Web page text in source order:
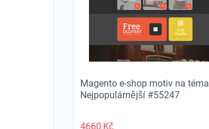
Magento e-shop motiv na téma
Nejpopulárnější #55247
4660 Kč